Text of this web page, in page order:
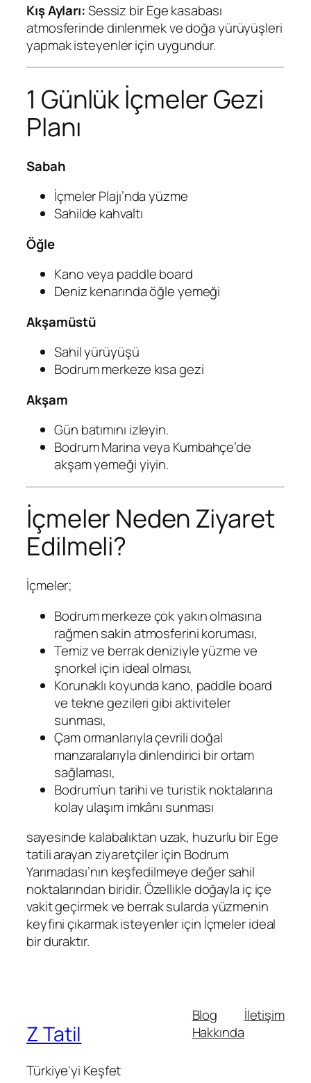
Kış Ayları:Sessiz bir Ege kasabası
atmosferinde dinlenmek ve doğa yürüyüşleri
yapmak isteyenler için uygundur.
1 Günlük İçmeler Gezi
Planı
Sabah
İçmeler Plajı’nda yüzme
Sahilde kahvaltı
Öğle
Kano veya paddle board
Deniz kenarında öğle yemeği
Akşamüstü
Sahil yürüyüşü
Bodrum merkeze kısa gezi
Akşam
Gün batımını izleyin.
Bodrum Marina veya Kumbahçe’de
akşam yemeği yiyin.
İçmeler Neden Ziyaret
Edilmeli?
İçmeler;
Bodrum merkeze çok yakın olmasına
rağmen sakin atmosferini koruması,
Temiz ve berrak deniziyle yüzme ve
şnorkel için ideal olması,
Korunaklı koyunda kano, paddle board
ve tekne gezileri gibi aktiviteler
sunması,
Çam ormanlarıyla çevrili doğal
manzaralarıyla dinlendirici bir ortam
sağlaması,
Bodrum’un tarihi ve turistik noktalarına
kolay ulaşım imkânı sunması
sayesinde kalabalıktan uzak, huzurlu bir Ege
tatili arayan ziyaretçiler için Bodrum
Yarımadası’nın keşfedilmeye değer sahil
noktalarından biridir. Özellikle doğayla iç içe
vakit geçirmek ve berrak sularda yüzmenin
keyfini çıkarmak isteyenler için İçmeler ideal
bir duraktır.
Z Tatil
Türkiye'yi Keşfet
Blog
Hakkında
İletişim